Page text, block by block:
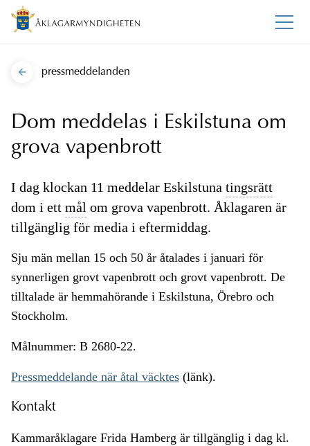
pressmeddelanden
Dom meddelas i Eskilstuna om
grova vapenbrott
I dag klockan 11 meddelar Eskilstuna tingsrätt
dom i ett mål om grova vapenbrott. Åklagaren är
tillgänglig för media i eftermiddag.
Sju män mellan 15 och 50 år åtalades i januari för
synnerligen grovt vapenbrott och grovt vapenbrott. De
tilltalade är hemmahörande i Eskilstuna, Örebro och
Stockholm.
Målnummer: B 2680-22.
Pressmeddelande när åtal väcktes (länk).
Kontakt
Kammaråklagare Frida Hamberg är tillgänglig i dag kl.